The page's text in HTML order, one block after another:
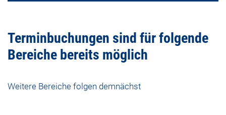
Terminbuchungen sind für folgende
Bereiche bereits möglich
Weitere Bereiche folgen demnächst